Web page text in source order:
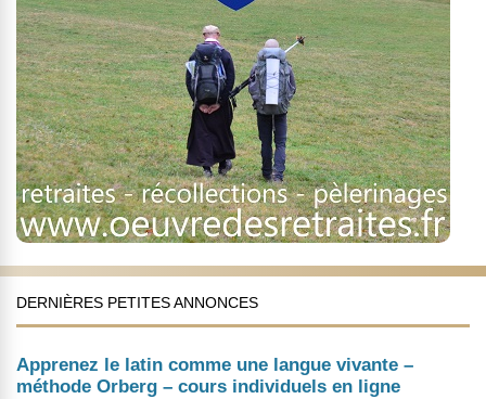
DERNIÈRES PETITES ANNONCES
Apprenez le latin comme une langue vivante –
méthode Orberg – cours individuels en ligne